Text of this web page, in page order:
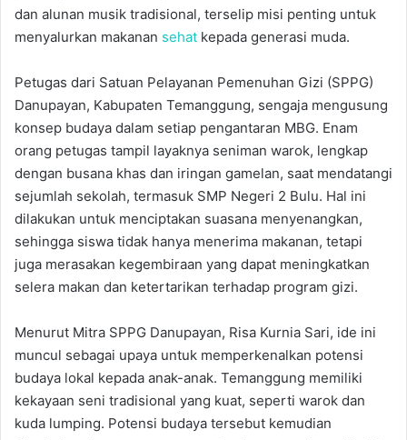
dan alunan musik tradisional, terselip misi penting untuk
menyalurkan makanan sehat kepada generasi muda.
Petugas dari Satuan Pelayanan Pemenuhan Gizi (SPPG)
Danupayan, Kabupaten Temanggung, sengaja mengusung
konsep budaya dalam setiap pengantaran MBG. Enam
orang petugas tampil layaknya seniman warok, lengkap
dengan busana khas dan iringan gamelan, saat mendatangi
sejumlah sekolah, termasuk SMP Negeri 2 Bulu. Hal ini
dilakukan untuk menciptakan suasana menyenangkan,
sehingga siswa tidak hanya menerima makanan, tetapi
juga merasakan kegembiraan yang dapat meningkatkan
selera makan dan ketertarikan terhadap program gizi.
Menurut Mitra SPPG Danupayan, Risa Kurnia Sari, ide ini
muncul sebagai upaya untuk memperkenalkan potensi
budaya lokal kepada anak-anak. Temanggung memiliki
kekayaan seni tradisional yang kuat, seperti warok dan
kuda lumping. Potensi budaya tersebut kemudian